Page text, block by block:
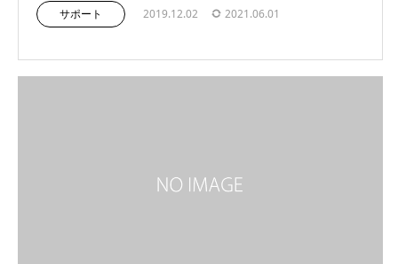
サポート 2019.12.02 2021.06.01